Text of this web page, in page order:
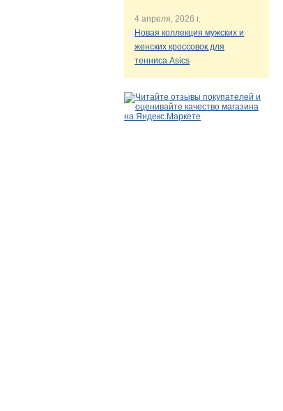
4 апреля, 2026 г.
Новая коллекция мужских и
женских кроссовок для
тенниса Asics